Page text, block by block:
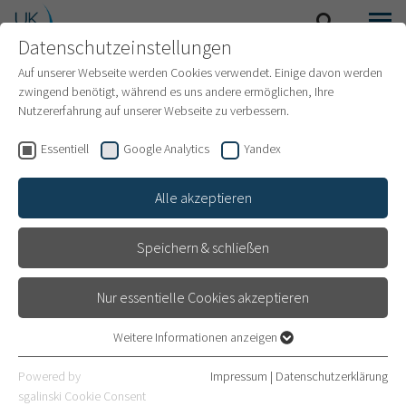
INTERNATIONAL PATIENTS
Herzchirurgie
Datenschutzeinstellungen
Auf unserer Webseite werden Cookies verwendet. Einige davon werden
zwingend benötigt, während es uns andere ermöglichen, Ihre
Nutzererfahrung auf unserer Webseite zu verbessern.
Essentiell Google Analytics Yandex
Alle akzeptieren
Speichern & schließen
Nur essentielle Cookies akzeptieren
Essentielle Cookies werden für grundlegende Funktionen der
Webseite benötigt. Dadurch ist gewährleistet, dass die Webseite
Weitere Informationen anzeigen
Powered by
sgalinski Cookie Consent
Impressum | Datenschutzerklärung